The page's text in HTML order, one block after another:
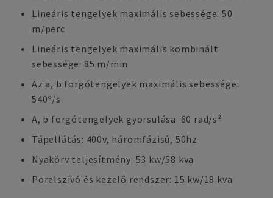
Lineáris tengelyek maximális sebessége: 50
m/perc
Lineáris tengelyek maximális kombinált
sebessége: 85 m/min
Az a, b forgótengelyek maximális sebessége:
540º/s
A, b forgótengelyek gyorsulása: 60 rad/s²
Tápellátás: 400v, háromfázisú, 50hz
Nyakörv teljesítmény: 53 kw/58 kva
Porelszívó és kezelő rendszer: 15 kw/18 kva